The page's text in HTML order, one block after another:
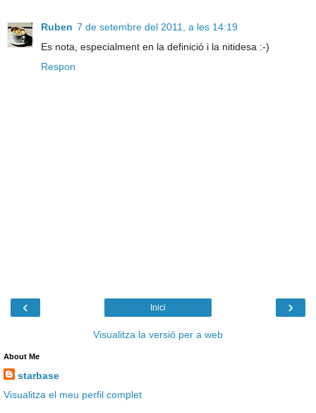
Ruben 7 de setembre del 2011, a les 14:19
Es nota, especialment en la definició i la nitidesa :-)
Respon
‹ ›
Inici
Visualitza la versió per a web
About Me
starbase
Visualitza el meu perfil complet